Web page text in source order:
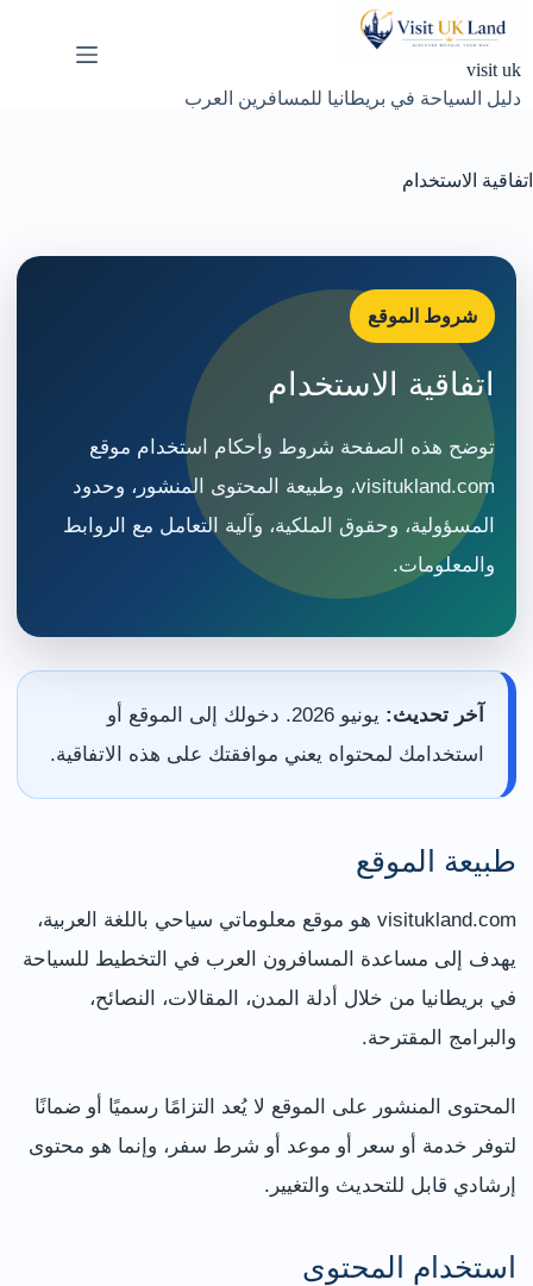
visit uk
دليل السياحة في بريطانيا للمسافرين العرب
اتفاقية الاستخدام
شروط الموقع
اتفاقية الاستخدام
توضح هذه الصفحة شروط وأحكام استخدام موقع
visitukland.com، وطبيعة المحتوى المنشور، وحدود
المسؤولية، وحقوق الملكية، وآلية التعامل مع الروابط
والمعلومات.
آخر تحديث:
يونيو 2026. دخولك إلى الموقع أو
استخدامك لمحتواه يعني موافقتك على هذه الاتفاقية.
طبيعة الموقع
visitukland.com هو موقع معلوماتي سياحي باللغة العربية،
يهدف إلى مساعدة المسافرون العرب في التخطيط للسياحة
في بريطانيا من خلال أدلة المدن، المقالات، النصائح،
والبرامج المقترحة.
المحتوى المنشور على الموقع لا يُعد التزامًا رسميًا أو ضمانًا
لتوفر خدمة أو سعر أو موعد أو شرط سفر، وإنما هو محتوى
إرشادي قابل للتحديث والتغيير.
استخدام المحتوى